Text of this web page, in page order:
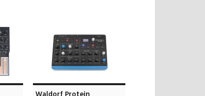
Waldorf ‍Protein